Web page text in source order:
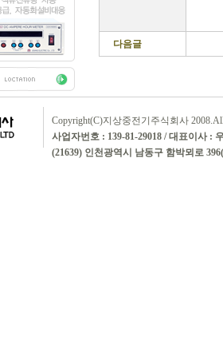
다음글
Copyright(C)지상중전기주식회사
사업자번호 : 139-81-29018 / 대표이사 :
(21639) 인천광역시 남동구 함박뫼로